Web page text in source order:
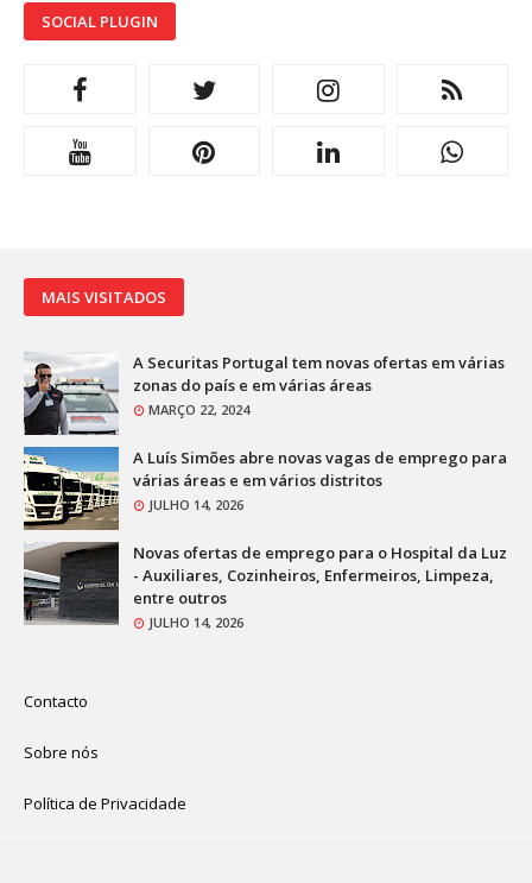
SOCIAL PLUGIN
MAIS VISITADOS
A Securitas Portugal tem novas ofertas em várias
zonas do país e em várias áreas
MARÇO 22, 2024
A Luís Simões abre novas vagas de emprego para
várias áreas e em vários distritos
JULHO 14, 2026
Novas ofertas de emprego para o Hospital da Luz
- Auxiliares, Cozinheiros, Enfermeiros, Limpeza,
entre outros
JULHO 14, 2026
Contacto
Sobre nós
Política de Privacidade